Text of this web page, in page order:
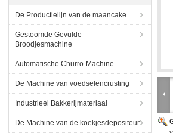
De Productielijn van de maancake
Gestoomde Gevulde
Broodjesmachine
Automatische Churro-Machine
De Machine van voedselencrusting
Industrieel Bakkerijmateriaal
De Machine van de koekjesdepositeur